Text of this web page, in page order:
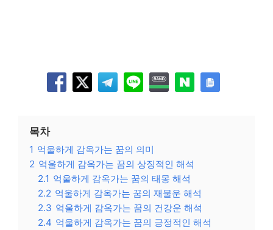
목차
1 억울하게 감옥가는 꿈의 의미
2 억울하게 감옥가는 꿈의 상징적인 해석
2.1 억울하게 감옥가는 꿈의 태몽 해석
2.2 억울하게 감옥가는 꿈의 재물운 해석
2.3 억울하게 감옥가는 꿈의 건강운 해석
2.4 억울하게 감옥가는 꿈의 긍정적인 해석